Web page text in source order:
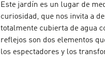
Este jardín es un lugar de
curiosidad, que nos invita a
totalmente cubierta de agua
reflejos son dos elementos
los espectadores y los